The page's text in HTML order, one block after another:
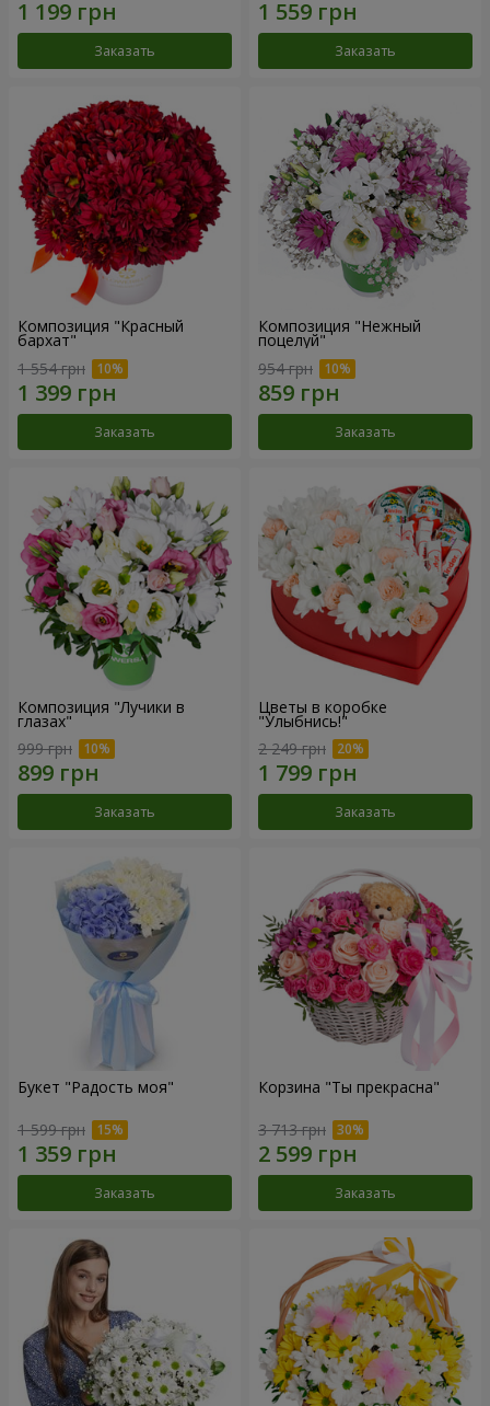
Заказать Заказать
Композиция "Красный
бархат"
1 554 грн
Заказать
Композиция "Нежный
поцелуй"
954 грн
Заказать
Композиция "Лучики в
глазах"
999 грн
Заказать
Цветы в коробке
"Улыбнись!"
2 249 грн
Заказать
Букет "Радость моя"
1 599 грн
Заказать
Корзина "Ты прекрасна"
3 713 грн
Заказать